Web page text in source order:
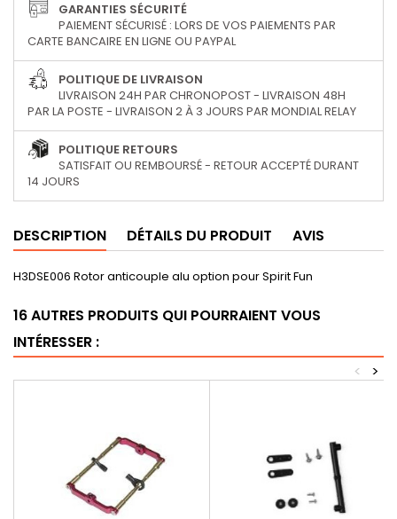
GARANTIES SÉCURITÉ
PAIEMENT SÉCURISÉ : LORS DE VOS PAIEMENTS PAR
CARTE BANCAIRE EN LIGNE OU PAYPAL
POLITIQUE DE LIVRAISON
LIVRAISON 24H PAR CHRONOPOST - LIVRAISON 48H
PAR LA POSTE - LIVRAISON 2 À 3 JOURS PAR MONDIAL RELAY
POLITIQUE RETOURS
SATISFAIT OU REMBOURSÉ - RETOUR ACCEPTÉ DURANT
14 JOURS
DESCRIPTION DÉTAILS DU PRODUIT AVIS
H3DSE006 Rotor anticouple alu option pour Spirit Fun
16 AUTRES PRODUITS QUI POURRAIENT VOUS
INTÉRESSER :
>
<